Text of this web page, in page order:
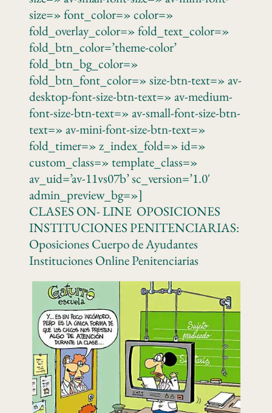
size=» font_color=» color=»
fold_overlay_color=» fold_text_color=»
fold_btn_color=’theme-color’
fold_btn_bg_color=»
fold_btn_font_color=» size-btn-text=» av-
desktop-font-size-btn-text=» av-medium-
font-size-btn-text=» av-small-font-size-btn-
text=» av-mini-font-size-btn-text=»
fold_timer=» z_index_fold=» id=»
custom_class=» template_class=»
av_uid=’av-11vs07b’ sc_version=’1.0′
admin_preview_bg=»]
CLASES ON- LINE OPOSICIONES
INSTITUCIONES PENITENCIARIAS:
Oposiciones Cuerpo de Ayudantes
Instituciones Online Penitenciarias